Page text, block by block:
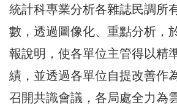
統計科專業分析各雜誌民調所
數，透過圖像化、重點分析，
報說明，使各單位主管得以精
績，並透過各單位自提改善作
召開共識會議，各局處全力為